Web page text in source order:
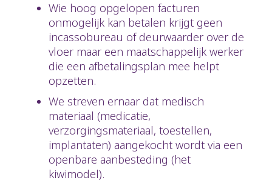
Wie hoog opgelopen facturen
onmogelijk kan betalen krijgt geen
incassobureau of deurwaarder over de
vloer maar een maatschappelijk werker
die een afbetalingsplan mee helpt
opzetten.
We streven ernaar dat medisch
materiaal (medicatie,
verzorgingsmateriaal, toestellen,
implantaten) aangekocht wordt via een
openbare aanbesteding (het
kiwimodel).